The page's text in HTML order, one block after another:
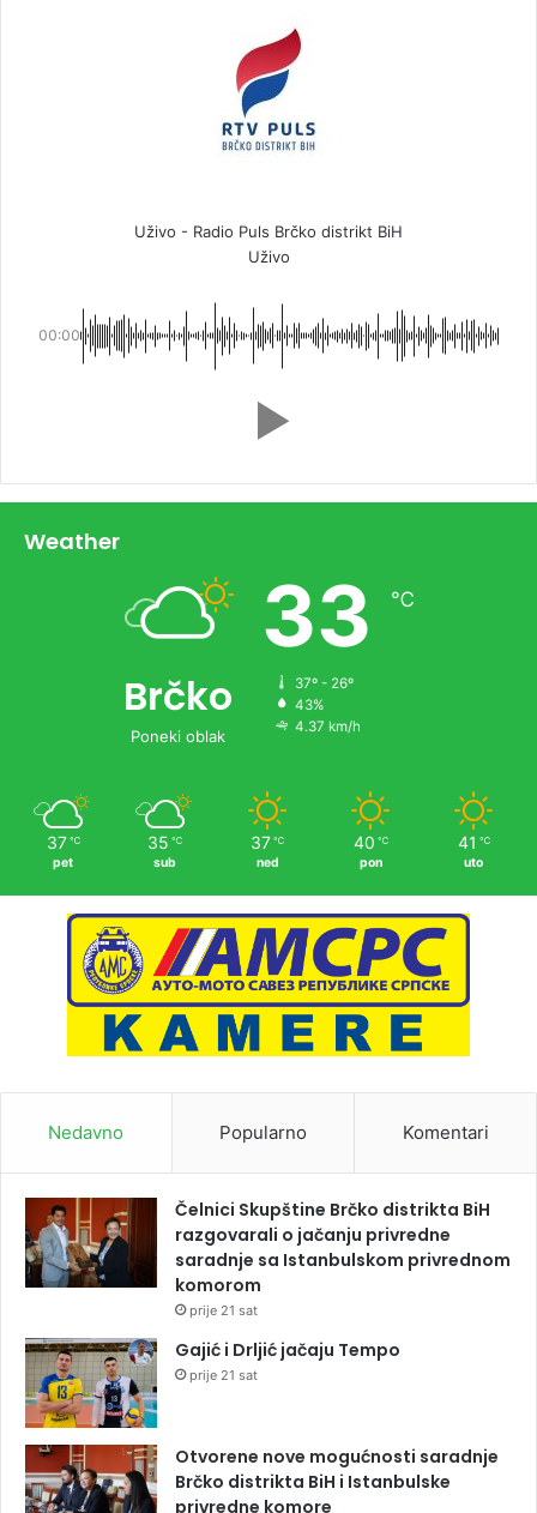
Uživo - Radio Puls Brčko distrikt BiH
Uživo
00:00
Weather
Brčko
Poneki oblak
33 ℃
37º - 26º
43%
4.37 km/h
37 ℃
pet
35 ℃
sub
37 ℃
ned
40 ℃
pon
41 ℃
uto
Nedavno Popularno Komentari
Čelnici Skupštine Brčko distrikta BiH
razgovarali o jačanju privredne
saradnje sa Istanbulskom privrednom
komorom
prije 21 sat
Gajić i Drljić jačaju Tempo
prije 21 sat
Otvorene nove mogućnosti saradnje
Brčko distrikta BiH i Istanbulske
privredne komore